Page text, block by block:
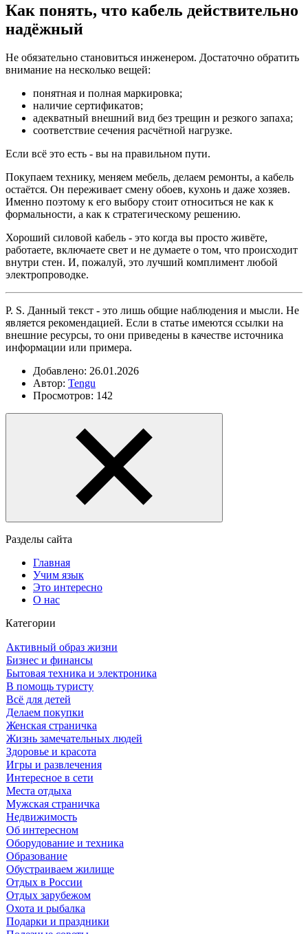
Как понять, что кабель действительно
надёжный
Не обязательно становиться инженером. Достаточно обратить
внимание на несколько вещей:
понятная и полная маркировка;
наличие сертификатов;
адекватный внешний вид без трещин и резкого запаха;
соответствие сечения расчётной нагрузке.
Если всё это есть - вы на правильном пути.
Покупаем технику, меняем мебель, делаем ремонты, а кабель
остаётся. Он переживает смену обоев, кухонь и даже хозяев.
Именно поэтому к его выбору стоит относиться не как к
формальности, а как к стратегическому решению.
Хороший силовой кабель - это когда вы просто живёте,
работаете, включаете свет и не думаете о том, что происходит
внутри стен. И, пожалуй, это лучший комплимент любой
электропроводке.
P. S. Данный текст - это лишь общие наблюдения и мысли. Не
является рекомендацией. Если в статье имеются ссылки на
внешние ресурсы, то они приведены в качестве источника
информации или примера.
Добавлено: 26.01.2026
Автор: Tengu
Просмотров: 142
Разделы сайта
Главная
Учим язык
Это интересно
О нас
Категории
Активный образ жизни
Бизнес и финансы
Бытовая техника и электроника
В помощь туристу
Всё для детей
Делаем покупки
Женская страничка
Жизнь замечательных людей
Здоровье и красота
Игры и развлечения
Интересное в сети
Места отдыха
Мужская страничка
Недвижимость
Об интересном
Оборудование и техника
Образование
Обустраиваем жилище
Отдых в России
Отдых зарубежом
Охота и рыбалка
Подарки и праздники